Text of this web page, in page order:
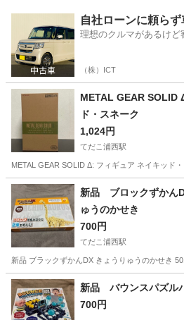
てだこ浦西駅 その他
自社ローンに頼ら
理想のクルマがあるけど
（株）ICT
METAL GEAR SOLID
ド・スネーク
1,024円
てだこ浦西駅
METAL GEAR SOLID Δ: フィギュア ネイキッド
沖縄 中頭郡 てだこ浦西駅 その他
新品 ブロックずかん
ゅうのかせき
700円
てだこ浦西駅
新品 ブラックずかんDX きょうりゅうのかせき
沖縄 中頭郡 てだこ浦西駅 その他
新品 バウンスパズル
700円